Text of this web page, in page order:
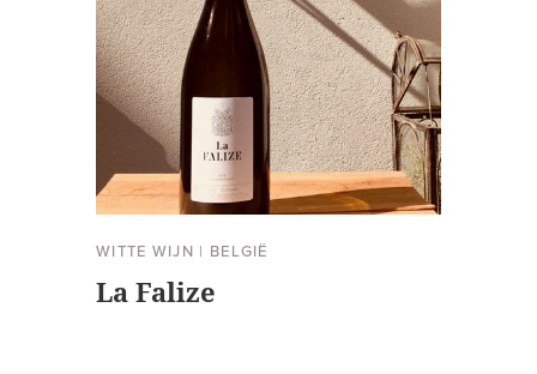
WITTE WIJN | BELGIË
La Falize